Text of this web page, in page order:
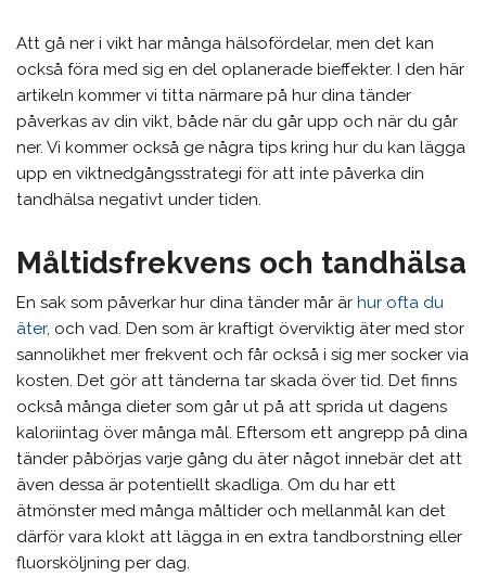
Att gå ner i vikt har många hälsofördelar, men det kan
också föra med sig en del oplanerade bieffekter. I den här
artikeln kommer vi titta närmare på hur dina tänder
påverkas av din vikt, både när du går upp och när du går
ner. Vi kommer också ge några tips kring hur du kan lägga
upp en viktnedgångsstrategi för att inte påverka din
tandhälsa negativt under tiden.
Måltidsfrekvens och tandhälsa
En sak som påverkar hur dina tänder mår ärhur ofta du
äter, och vad. Den som är kraftigt överviktig äter med stor
sannolikhet mer frekvent och får också i sig mer socker via
kosten. Det gör att tänderna tar skada över tid. Det finns
också många dieter som går ut på att sprida ut dagens
kaloriintag över många mål. Eftersom ett angrepp på dina
tänder påbörjas varje gång du äter något innebär det att
även dessa är potentiellt skadliga. Om du har ett
ätmönster med många måltider och mellanmål kan det
därför vara klokt att lägga in en extra tandborstning eller
fluorsköljning per dag.